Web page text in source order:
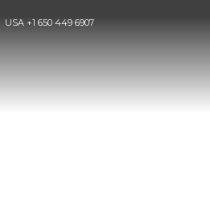
USA +1 650 449 6907